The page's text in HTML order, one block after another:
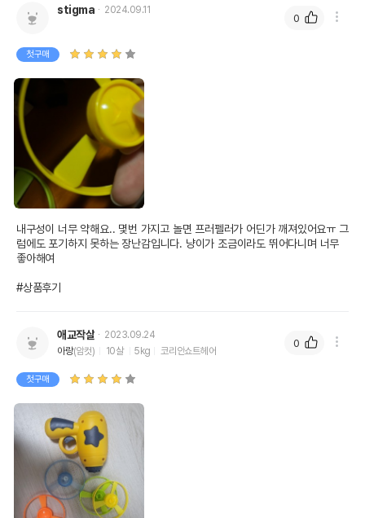
stigma 2024.09.11
첫구매
내구성이 너무 약해요.. 몇번 가지고 놀면 프러펠러가 어딘가 깨져있어요ㅠ 그
럼에도 포기하지 못하는 장난감입니다. 냥이가 조금이라도 뛰어다니며 너무
좋아해여
#상품후기
0
애교작살
2023.09.24
아랑(암컷) 10살 5kg 코리안쇼트헤어
첫구매
0